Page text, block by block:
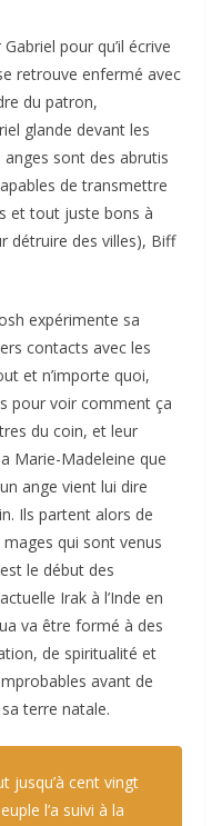
pour qu’il écrive
retrouve enfermé avec
du patron,
glande devant les
anges sont des abrutis
de transmettre
et tout juste bons à
détruire des villes), Biff
expérimente sa
contacts avec les
et n’importe quoi,
pour voir comment ça
du coin, et leur
Marie-Madeleine que
ange vient lui dire
Ils partent alors de
qui sont venus
le début des
Irak à l’Inde en
va être formé à des
de spiritualité et
avant de
terre natale.
jusqu’à cent vingt
l’a suivi à la